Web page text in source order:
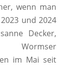
wenn man
und 2024
Decker,
Wormser
im Mai seit